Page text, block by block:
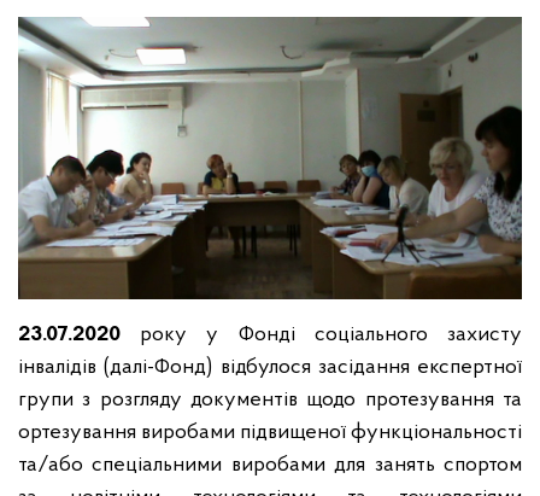
23.07.2020 року у Фонді соціального захисту
інвалідів (далі-Фонд) відбулося засідання експертної
групи з розгляду документів щодо протезування та
ортезування виробами підвищеної функціональності
та/або спеціальними виробами для занять спортом